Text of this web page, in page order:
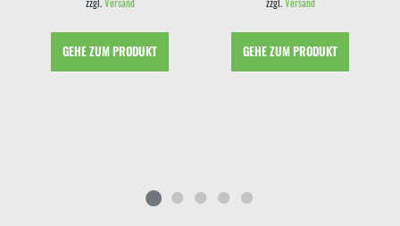
GEHE ZUM PRODUKT GEHE ZUM PRODUKT